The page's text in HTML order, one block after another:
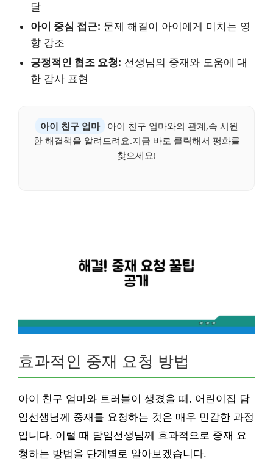
달
아이 중심 접근: 문제 해결이 아이에게 미치는 영
향 강조
긍정적인 협조 요청: 선생님의 중재와 도움에 대
한 감사 표현
아이 친구 엄마
아이 친구 엄마와의 관계,속 시원
한 해결책을 알려드려요.지금 바로 클릭해서 평화를
찾으세요!
효과적인 중재 요청 방법
아이 친구 엄마와 트러블이 생겼을 때, 어린이집 담
임선생님께 중재를 요청하는 것은 매우 민감한 과정
입니다. 이럴 때 담임선생님께 효과적으로 중재 요
청하는 방법을 단계별로 알아보겠습니다.